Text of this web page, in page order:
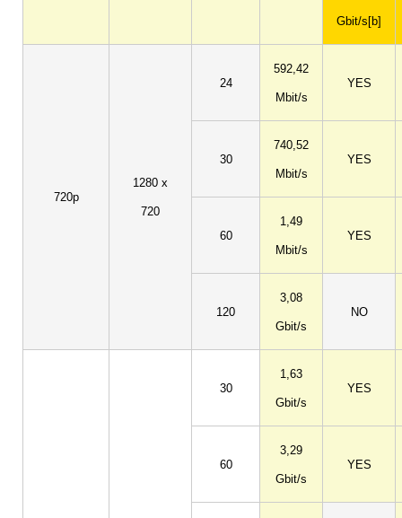
Gbit/s[b]
720p
1280 x
720
24
592,42
Mbit/s
YES
30
740,52
Mbit/s
YES
60
1,49
Mbit/s
YES
120
3,08
Gbit/s
NO
30
1,63
Gbit/s
YES
60
3,29
Gbit/s
YES